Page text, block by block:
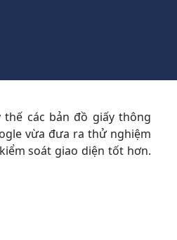
các bản đồ giấy thông
vừa đưa ra thử nghiệm
soát giao diện tốt hơn.